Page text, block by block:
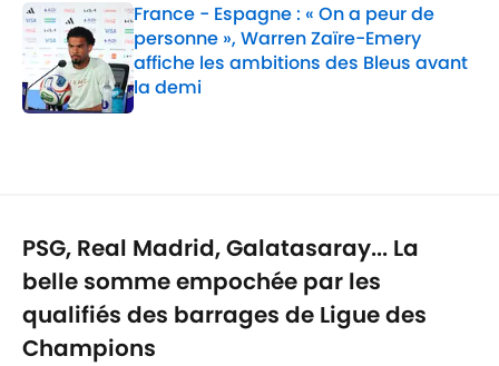
France - Espagne : « On a peur de
personne », Warren Zaïre-Emery
affiche les ambitions des Bleus avant
la demi
Published by on Invalid Date
PSG, Real Madrid, Galatasaray... La
belle somme empochée par les
qualifiés des barrages de Ligue des
Champions